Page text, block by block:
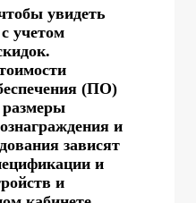
увидеть
учетом
(ПО)
размеры
и
зависят
и
и